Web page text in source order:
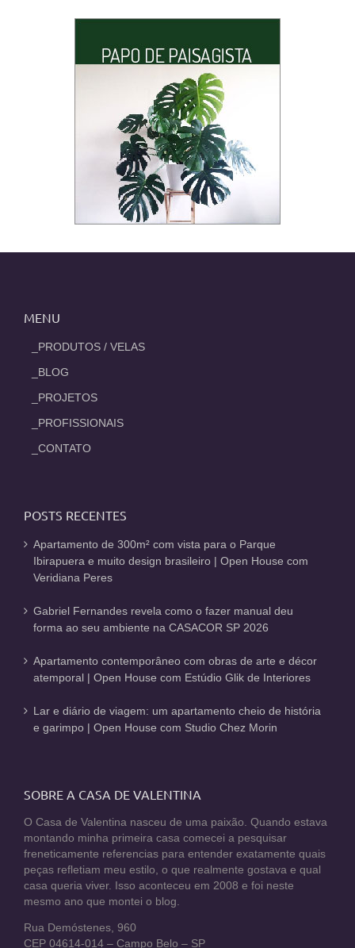
MENU
_PRODUTOS / VELAS
_BLOG
_PROJETOS
_PROFISSIONAIS
_CONTATO
POSTS RECENTES
Apartamento de 300m² com vista para o Parque
Ibirapuera e muito design brasileiro | Open House com
Veridiana Peres
Gabriel Fernandes revela como o fazer manual deu
forma ao seu ambiente na CASACOR SP 2026
Apartamento contemporâneo com obras de arte e décor
atemporal | Open House com Estúdio Glik de Interiores
Lar e diário de viagem: um apartamento cheio de história
e garimpo | Open House com Studio Chez Morin
SOBRE A CASA DE VALENTINA
O Casa de Valentina nasceu de uma paixão. Quando estava
montando minha primeira casa comecei a pesquisar
freneticamente referencias para entender exatamente quais
peças refletiam meu estilo, o que realmente gostava e qual
casa queria viver. Isso aconteceu em 2008 e foi neste
mesmo ano que montei o blog.
Rua Demóstenes, 960
CEP 04614-014 – Campo Belo – SP